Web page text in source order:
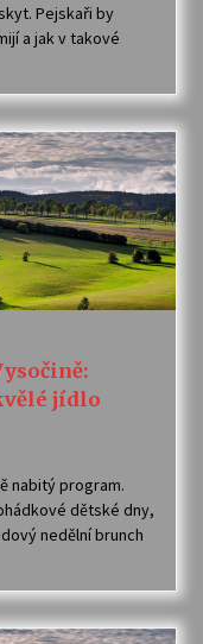
Pejskaři by
a jak v takové
jídlo
nabitý program.
dětské dny,
nedělní brunch